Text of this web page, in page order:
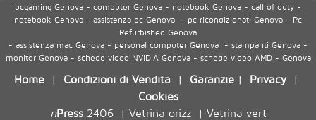
pcgaming Genova - computer Genova - notebook Genova - call of duty -
notebook Genova - assistenza pc Genova - pc ricondizionati Genova - Pc
Refurbished Genova
- assistenza mac Genova - personal computer Genova - stampanti Genova -
monitor Genova - schede video NVIDIA Genova - schede video AMD - Genova
Home | Condizioni di Vendita | Garanzie | Privacy|
Cookies
nPress2406| Vetrina orizz| Vetrina vert